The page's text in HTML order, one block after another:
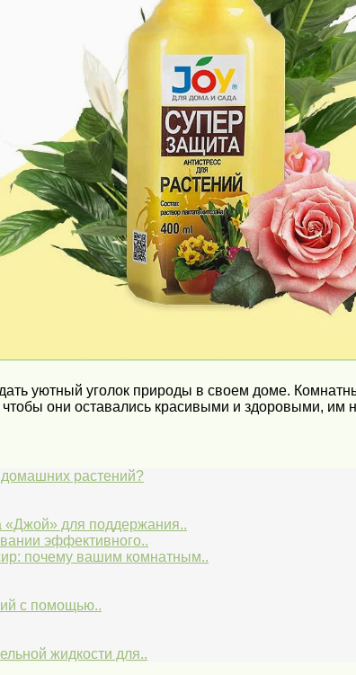
уютный уголок природы в своем доме.
они оставались красивыми и здоровыми, им
растений?
«Джой» для поддержания..
эффективного..
почему вашим комнатным..
с помощью..
жидкости для..